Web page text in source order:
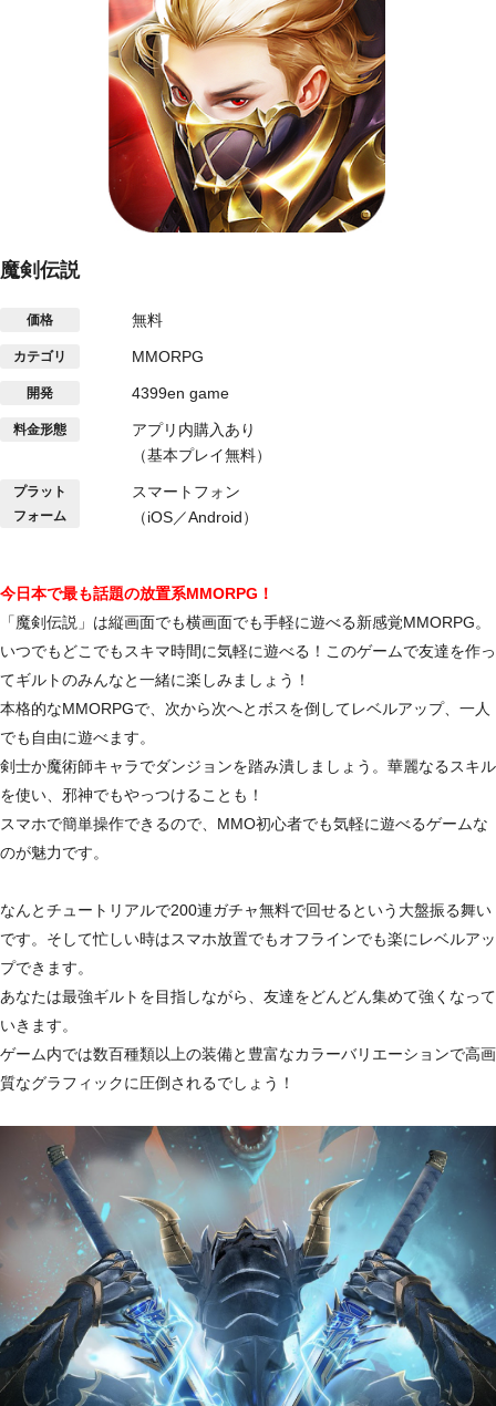
魔剣伝説
価格 無料
カテゴリ MMORPG
開発 4399en game
料金形態
アプリ内購入あり
（基本プレイ無料）
プラット
フォーム
スマートフォン
（iOS／Android）
今日本で最も話題の放置系MMORPG！
「魔剣伝説」は縦画面でも横画面でも手軽に遊べる新感覚MMORPG。
いつでもどこでもスキマ時間に気軽に遊べる！このゲームで友達を作っ
てギルトのみんなと一緒に楽しみましょう！
本格的なMMORPGで、次から次へとボスを倒してレベルアップ、一人
でも自由に遊べます。
剣士か魔術師キャラでダンジョンを踏み潰しましょう。華麗なるスキル
を使い、邪神でもやっつけることも！
スマホで簡単操作できるので、MMO初心者でも気軽に遊べるゲームな
のが魅力です。
なんとチュートリアルで200連ガチャ無料で回せるという大盤振る舞い
です。そして忙しい時はスマホ放置でもオフラインでも楽にレベルアッ
プできます。
あなたは最強ギルトを目指しながら、友達をどんどん集めて強くなって
いきます。
ゲーム内では数百種類以上の装備と豊富なカラーバリエーションで高画
質なグラフィックに圧倒されるでしょう！